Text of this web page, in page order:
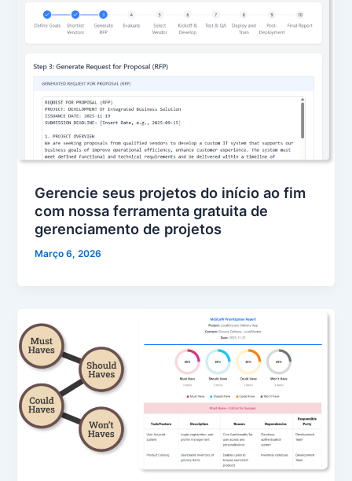
Gerencie seus projetos do início ao fim
com nossa ferramenta gratuita de
gerenciamento de projetos
Março 6, 2026